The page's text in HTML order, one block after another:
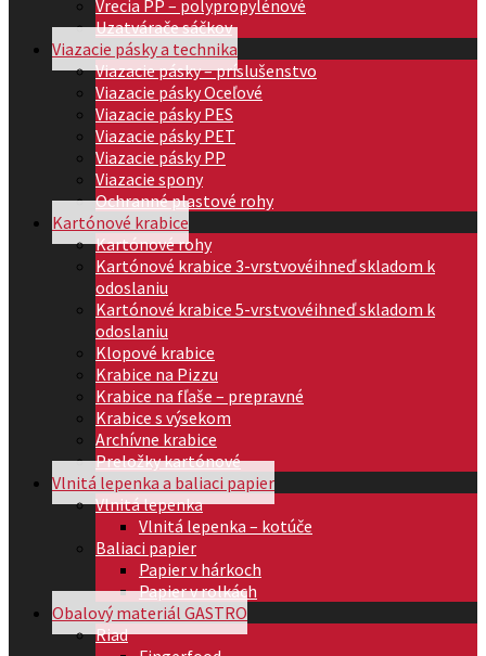
Vrecia PP – polypropylénové
Uzatvárače sáčkov
Viazacie pásky a technika
Viazacie pásky – príslušenstvo
Viazacie pásky Oceľové
Viazacie pásky PES
Viazacie pásky PET
Viazacie pásky PP
Viazacie spony
Ochranné plastové rohy
Kartónové krabice
Kartónové rohy
Kartónové krabice 3-vrstvovéihneď skladom k
odoslaniu
Kartónové krabice 5-vrstvovéihneď skladom k
odoslaniu
Klopové krabice
Krabice na Pizzu
Krabice na fľaše – prepravné
Krabice s výsekom
Archívne krabice
Preložky kartónové
Vlnitá lepenka a baliaci papier
Vlnitá lepenka
Vlnitá lepenka – kotúče
Baliaci papier
Papier v hárkoch
Papier v rolkách
Obalový materiál GASTRO
Riad